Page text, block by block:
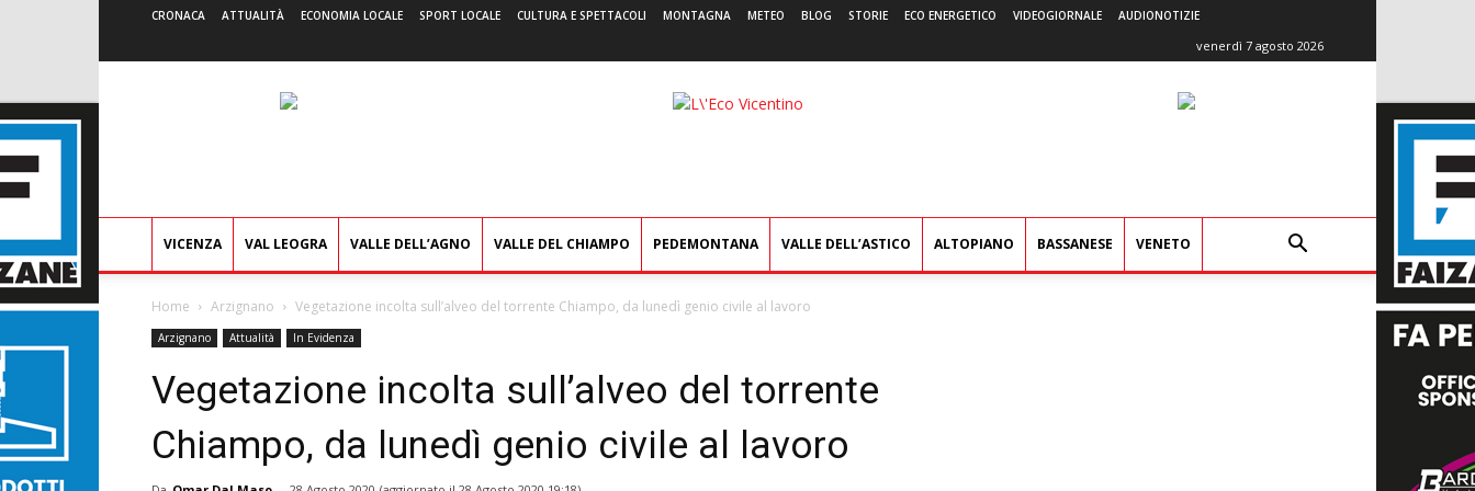
CRONACA ATTUALITÀ ECONOMIA LOCALE SPORT LOCALE CULTURA E SPETTACOLI MONTAGNA METEO BLOG STORIE ECO ENERGETICO VIDEOGIORNALE AUDIONOTIZIE
venerdì 7 agosto 2026
L'Eco
VICENZA VAL LEOGRA VALLE DELL’AGNO VALLE DEL CHIAMPO PEDEMONTANA VALLE DELL’ASTICO ALTOPIANO BASSANESE VENETO
Home Arzignano Vegetazione incolta sull’alveo del torrente Chiampo, da lunedì genio civile al lavoro
Arzignano Attualità In Evidenza
Vegetazione incolta sull’alveo del torrente
Chiampo, da lunedì genio civile al lavoro